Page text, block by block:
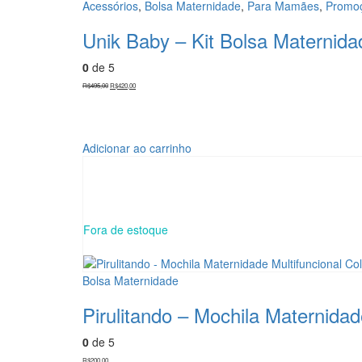
variantes.
As
opções
do
Acessórios, Bolsa Maternidade, Para Mamães,
Unik Baby – Kit Bolsa
0 de 5
R$495,00preço
R$420,00preço
Adicionar ao carrinho
Fora de estoque
Bolsa Maternidade
Pirulitando – Mochila
0 de 5
R$200,00